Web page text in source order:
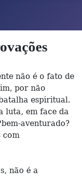
não é o fato de
por não
espiritual.
luta, em face da
aventurado?
com
não é a